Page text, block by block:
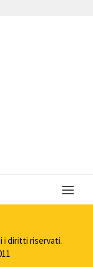
i diritti riservati.